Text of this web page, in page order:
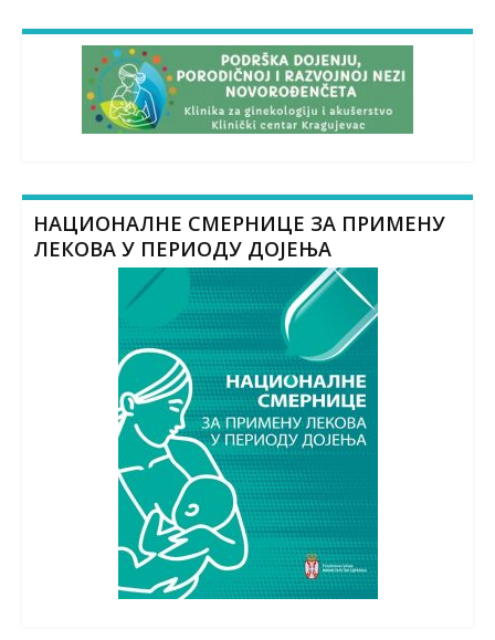
НАЦИОНАЛНЕ СМЕРНИЦЕ ЗА ПРИМЕНУ
ЛЕКОВА У ПЕРИОДУ ДОЈЕЊА